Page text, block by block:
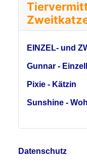
EINZEL- und
Gunnar -
Pixie - Kätzin
Sunshine -
Datenschutz